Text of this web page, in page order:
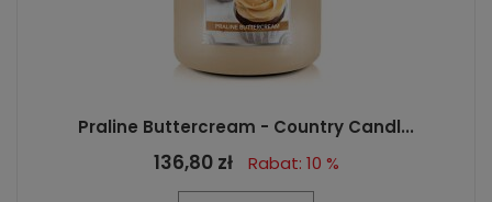
Praline Buttercream - Country Candl...
136,80 zł Rabat: 10 %